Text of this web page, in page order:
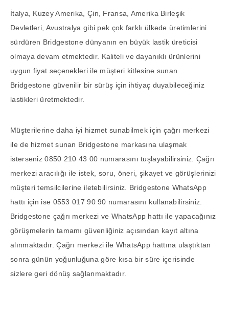
İtalya, Kuzey Amerika, Çin, Fransa, Amerika Birleşik
Devletleri, Avustralya gibi pek çok farklı ülkede üretimlerini
sürdüren Bridgestone dünyanın en büyük lastik üreticisi
olmaya devam etmektedir. Kaliteli ve dayanıklı ürünlerini
uygun fiyat seçenekleri ile müşteri kitlesine sunan
Bridgestone güvenilir bir sürüş için ihtiyaç duyabileceğiniz
lastikleri üretmektedir.
Müşterilerine daha iyi hizmet sunabilmek için çağrı merkezi
ile de hizmet sunan Bridgestone markasına ulaşmak
isterseniz 0850 210 43 00 numarasını tuşlayabilirsiniz. Çağrı
merkezi aracılığı ile istek, soru, öneri, şikayet ve görüşlerinizi
müşteri temsilcilerine iletebilirsiniz. Bridgestone WhatsApp
hattı için ise 0553 017 90 90 numarasını kullanabilirsiniz.
Bridgestone çağrı merkezi ve WhatsApp hattı ile yapacağınız
görüşmelerin tamamı güvenliğiniz açısından kayıt altına
alınmaktadır. Çağrı merkezi ile WhatsApp hattına ulaştıktan
sonra günün yoğunluğuna göre kısa bir süre içerisinde
sizlere geri dönüş sağlanmaktadır.